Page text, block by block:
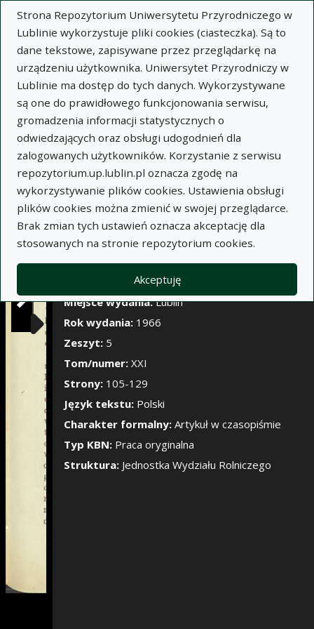
Strona Repozytorium Uniwersytetu Przyrodniczego w
Lublinie wykorzystuje pliki cookies (ciasteczka). Są to
dane tekstowe, zapisywane przez przeglądarkę na
urządzeniu użytkownika. Uniwersytet Przyrodniczy w
Lublinie ma dostęp do tych danych. Wykorzystywane
są one do prawidłowego funkcjonowania serwisu,
gromadzenia informacji statystycznych o
odwiedzających oraz obsługi udogodnień dla
zalogowanych użytkowników. Korzystanie z serwisu
repozytorium.up.lublin.pl oznacza zgodę na
wykorzystywanie plików cookies. Ustawienia obsługi
plików cookies można zmienić w swojej przeglądarce.
Brak zmian tych ustawień oznacza akceptację dla
stosowanych na stronie repozytorium cookies.
Akceptuję
Pokaż/Ukryj
×
Opis Notatki
Autor:
Henryk Mitosek
Józef Kołodziej
Tytuł:Pentadowe zróżnicowanie częstości
opadów atmosferycznych w Polsce w latach
1948-1963
Wariant tytułu:Pentad differences in the
rainfall frequency in Poland during the years
1948-1963
Czasopismo:Annales Universitatis Mariae Curie-
Skłodowska. Sectio E, Agricultura, t. XXI, z. 5
Miejsce wydania:Lublin
Rok wydania: 1966
Zeszyt: 5
Tom/numer: XXI
Strony: 105-129
Język tekstu: Polski
Charakter formalny: Artykuł w czasopiśmie
Typ KBN: Praca oryginalna
Struktura: Jednostka Wydziału Rolniczego